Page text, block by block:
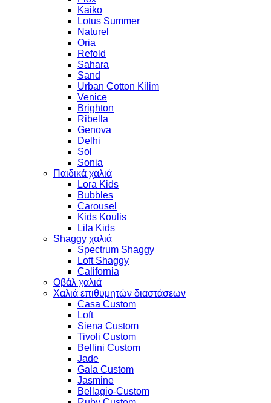
Kaiko
Lotus Summer
Naturel
Oria
Refold
Sahara
Sand
Urban Cotton Kilim
Venice
Brighton
Ribella
Genova
Delhi
Sol
Sonia
Παιδικά χαλιά
Lora Kids
Bubbles
Carousel
Kids Koulis
Lila Kids
Shaggy χαλιά
Spectrum Shaggy
Loft Shaggy
California
Οβάλ χαλιά
Χαλιά επιθυμητών διαστάσεων
Casa Custom
Loft
Siena Custom
Tivoli Custom
Bellini Custom
Jade
Gala Custom
Jasmine
Bellagio-Custom